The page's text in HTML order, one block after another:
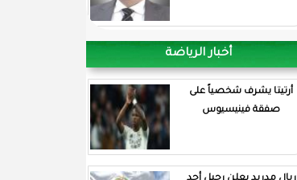
أخبار الرياضة
أرتيتا يشرف شخصياً على
صفقة فينيسيوس